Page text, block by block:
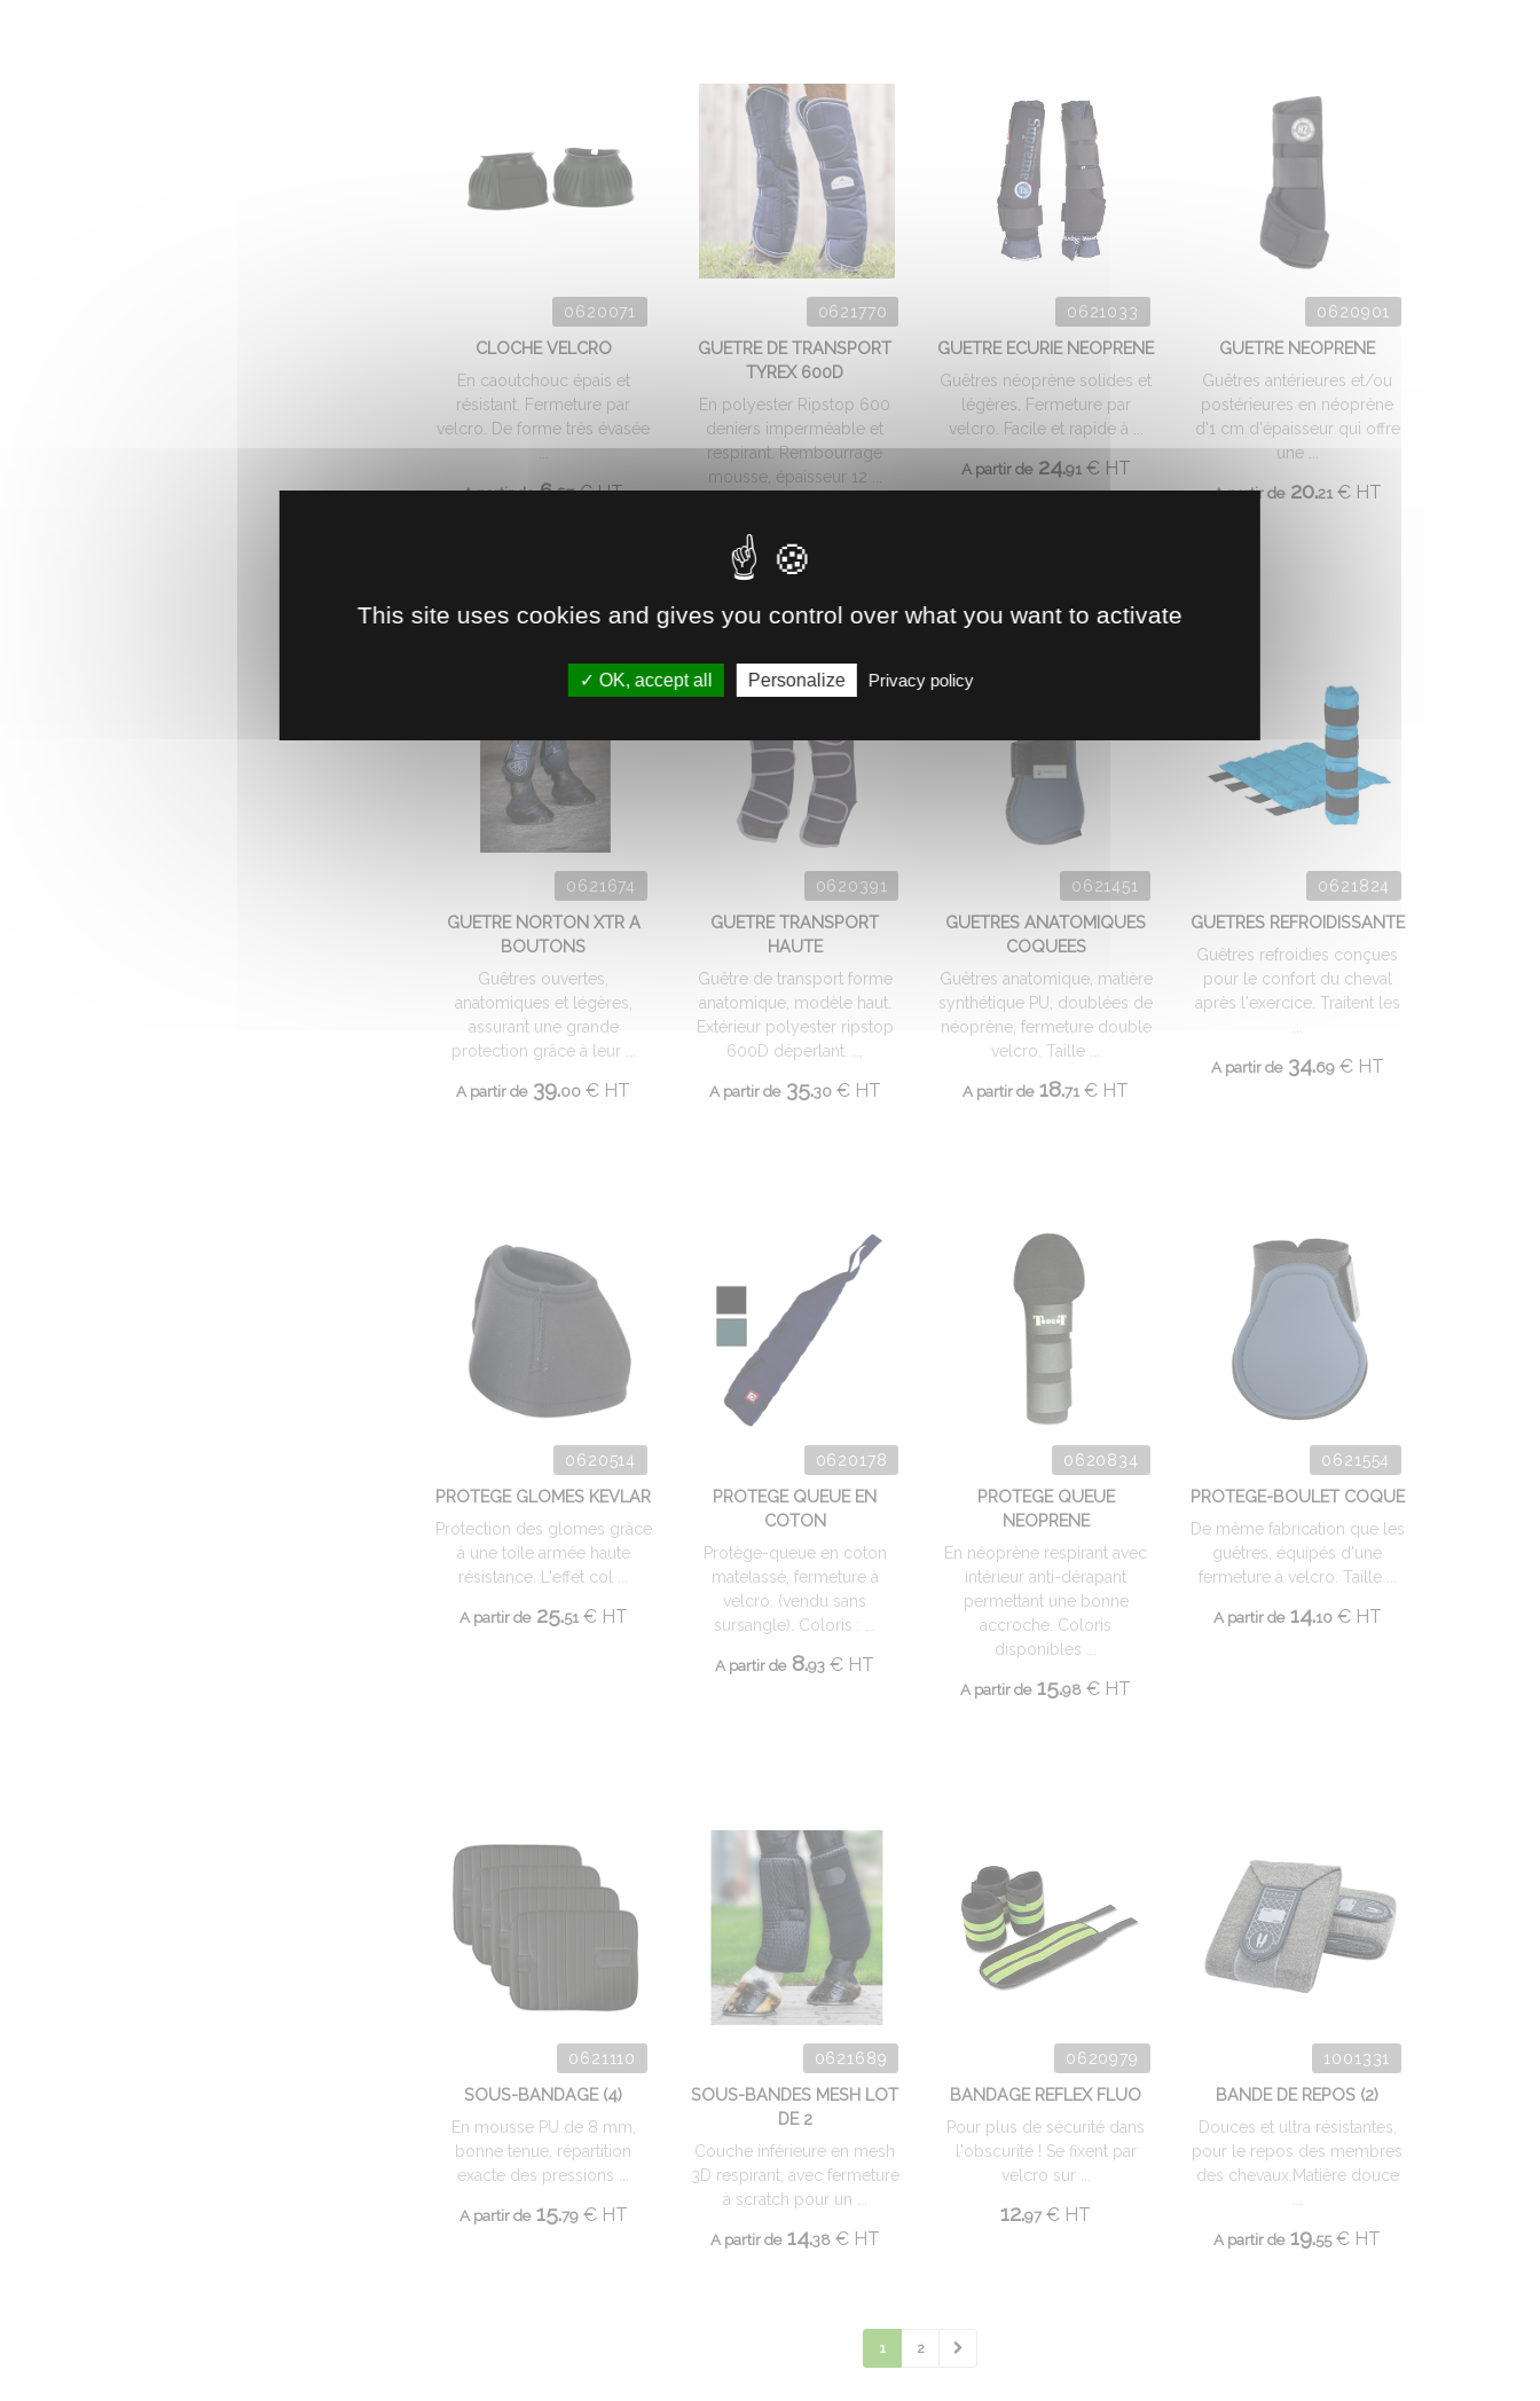
0620071
CLOCHE VELCRO
En caoutchouc épais et
résistant. Fermeture par
velcro. De forme très évasée
...
A partir de6.67 €HT
0621770
GUETRE DE TRANSPORT
TYREX 600D
En polyester Ripstop 600
deniers imperméable et
respirant. Rembourrage
mousse, épaisseur 12 ...
0621033
GUETRE ECURIE NEOPRENE
Guêtres néoprène solides et
légères. Fermeture par
velcro. Facile et rapide à ...
A partir de24.91 €HT
0620901
GUETRE NEOPRENE
Guêtres antérieures et/ou
postérieures en néoprène
d'1 cm d'épaisseur qui offre
une ...
A partir de20.21 €HT
0621674
GUETRE NORTON XTR A
BOUTONS
Guêtres ouvertes,
anatomiques et légères,
assurant une grande
protection grâce à leur ...
A partir de39.00 € HT
0620391
GUETRE TRANSPORT
HAUTE
Guêtre de transport forme
anatomique, modèle haut.
Extérieur polyester ripstop
600D déperlant. ...
A partir de35.30 €HT
0621451
GUETRES ANATOMIQUES
COQUEES
Guêtres anatomique, matière
synthétique PU, doublées de
néoprène, fermeture double
velcro. Taille ...
A partir de18.71 € HT
0621824
GUETRES REFROIDISSANTE
Guêtres refroidies conçues
pour le confort du cheval
après l'exercice. Traitent les
A partir de34.69 €HT
0620514
PROTEGE GLOMES KEVLAR
Protection des glomes grâce
à une toile armée haute
résistance. L'effet col ...
A partir de25.51 €HT
0620178
PROTEGE QUEUE EN
COTON
Protège-queue en coton
matelassé, fermeture à
velcro. (vendu sans
sursangle). Coloris : ...
A partir de8.93 € HT
0620834
PROTEGE QUEUE
NEOPRENE
En néoprène respirant avec
intérieur anti-dérapant
permettant une bonne
accroche. Coloris
disponibles ...
A partir de15.98 € HT
0621554
PROTEGE-BOULET COQUE
De même fabrication que les
guêtres, équipés d'une
fermeture à velcro. Taille ...
A partir de14.10 €HT
0621110
SOUS-BANDAGE (4)
En mousse PU de 8 mm,
bonne tenue, répartition
exacte des pressions ...
A partir de15.79 €HT
0621689
SOUS-BANDES MESH LOT
DE 2
Couche inférieure en mesh
3D respirant, avec fermeture
à scratch pour un ...
A partir de14.38 €HT
0620979
BANDAGE REFLEX FLUO
Pour plus de sécurité dans
l'obscurité ! Se fixent par
velcro sur ...
12.97 € HT
1001331
BANDE DE REPOS (2)
Douces et ultra résistantes,
pour le repos des membres
des chevaux.Matière douce
A partir de19.55 € HT
1 2
This site uses cookies and gives you control over what you want to activate
OK, accept all Personalize Privacy policy